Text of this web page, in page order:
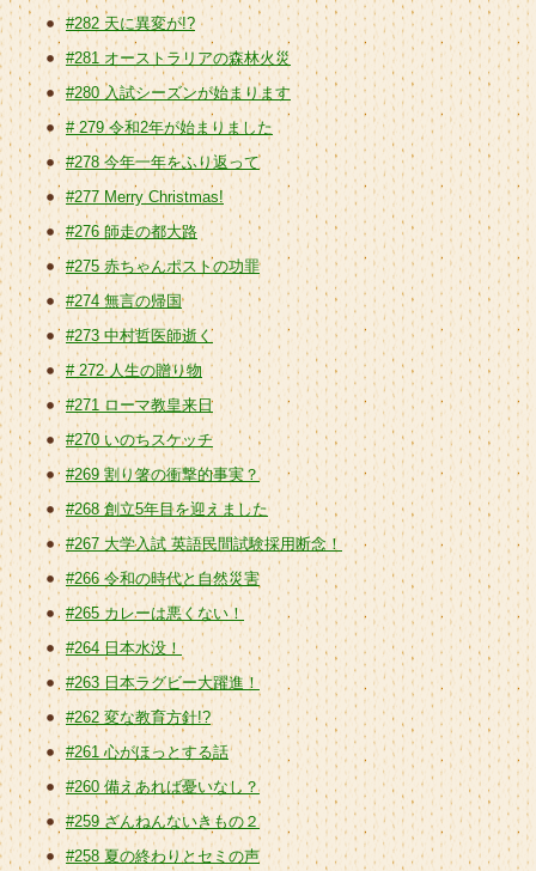
#282 天に異変が!?
#281 オーストラリアの森林火災
#280 入試シーズンが始まります
# 279 令和2年が始まりました
#278 今年一年をふり返って
#277 Merry Christmas!
#276 師走の都大路
#275 赤ちゃんポストの功罪
#274 無言の帰国
#273 中村哲医師逝く
# 272 人生の贈り物
#271 ローマ教皇来日
#270 いのちスケッチ
#269 割り箸の衝撃的事実？
#268 創立5年目を迎えました
#267 大学入試 英語民間試験採用断念！
#266 令和の時代と自然災害
#265 カレーは悪くない！
#264 日本水没！
#263 日本ラグビー大躍進！
#262 変な教育方針!?
#261 心がほっとする話
#260 備えあれば憂いなし？
#259 ざんねんないきもの２
#258 夏の終わりとセミの声